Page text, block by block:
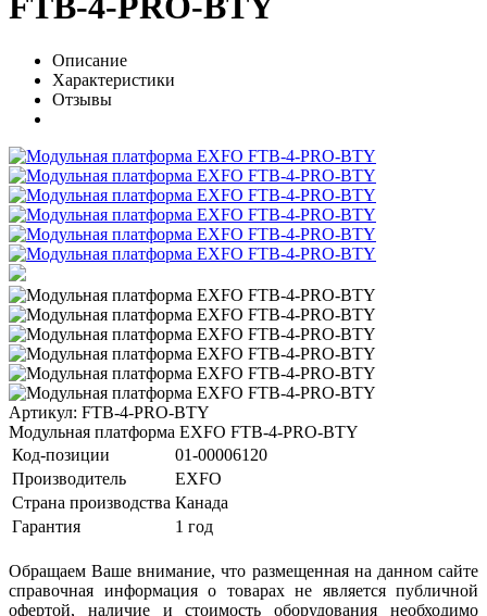
Описание
Характеристики
Отзывы
Артикул: FTB-4-PRO-BTY
Модульная платформа EXFO FTB-4-PRO-BTY
Код-позиции
01-00006120
Производитель
EXFO
Страна производства Канада
Гарантия
1 год
Обращаем Ваше внимание, что размещенная на данном сайте
справочная информация о товарах не является публичной
офертой, наличие и стоимость оборудования необходимо